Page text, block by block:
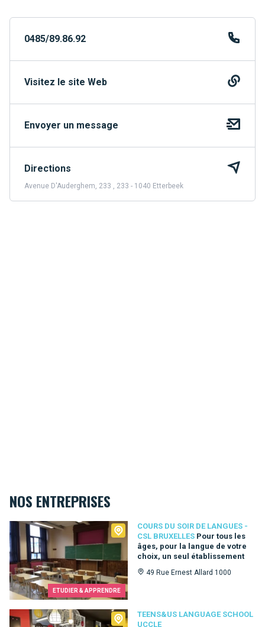
0485/89.86.92
Visitez le site Web
Envoyer un message
Directions
Avenue D'Auderghem, 233 , 233 - 1040 Etterbeek
NOS ENTREPRISES
ETUDIER & APPRENDRE
COURS DU SOIR DE LANGUES -
CSL BRUXELLES Pour tous les
âges, pour la langue de votre
choix, un seul établissement
49 Rue Ernest Allard 1000
Cours du Soir de Langues - CSL Bruxelles
TEENS&US LANGUAGE SCHOOL
UCCLE
Teens&Us language school Uccle